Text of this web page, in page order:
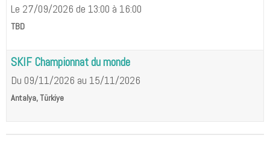
Le 27/09/2026 de 13:00 à 16:00
TBD
SKIF Championnat du monde
Du 09/11/2026 au 15/11/2026
Antalya, Türkiye